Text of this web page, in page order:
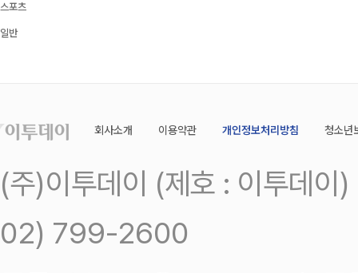
스포츠
일반
회사소개 이용약관 개인정보처리방침 청소년
(주)이투데이 (제호 : 이투데
02) 799-2600